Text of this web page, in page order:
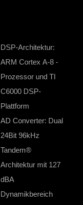
DSP-Architektur:
ARM Cortex A-8 -
Prozessor und TI
C6000 DSP-
Plattform
AD Converter: Dual
24Bit 96kHz
Tandem®
Architektur mit 127
dBA
Dynamikbereich